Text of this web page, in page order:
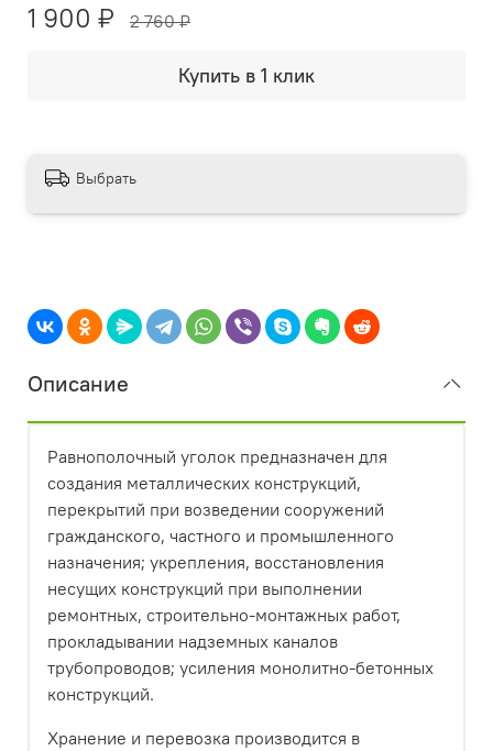
1 900 ₽ 2 760 ₽
Купить в 1 клик
Выбрать
Описание
Равнополочный уголок предназначен для
создания металлических конструкций,
перекрытий при возведении сооружений
гражданского, частного и промышленного
назначения; укрепления, восстановления
несущих конструкций при выполнении
ремонтных, строительно-монтажных работ,
прокладывании надземных каналов
трубопроводов; усиления монолитно-бетонных
конструкций.
Хранение и перевозка производится в